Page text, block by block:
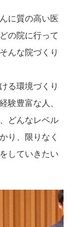
に質の高い医
の院に行って
んな院づくり
る環境づくり
験豊富な人、
どんなレベル
り、限りなく
していきたい